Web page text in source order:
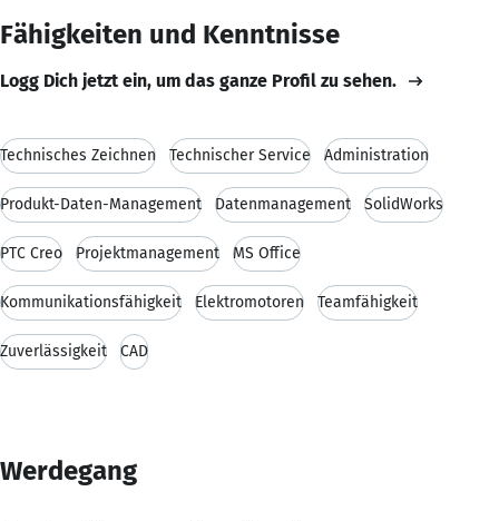
Fähigkeiten und Kenntnisse
Logg Dich jetzt ein, um das ganze Profil zu sehen.
Technisches Zeichnen Technischer Service Administration
Produkt-Daten-Management Datenmanagement SolidWorks
PTC Creo Projektmanagement MS Office
Kommunikationsfähigkeit Elektromotoren Teamfähigkeit
Zuverlässigkeit CAD
Werdegang